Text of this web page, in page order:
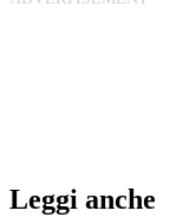
Leggi anche